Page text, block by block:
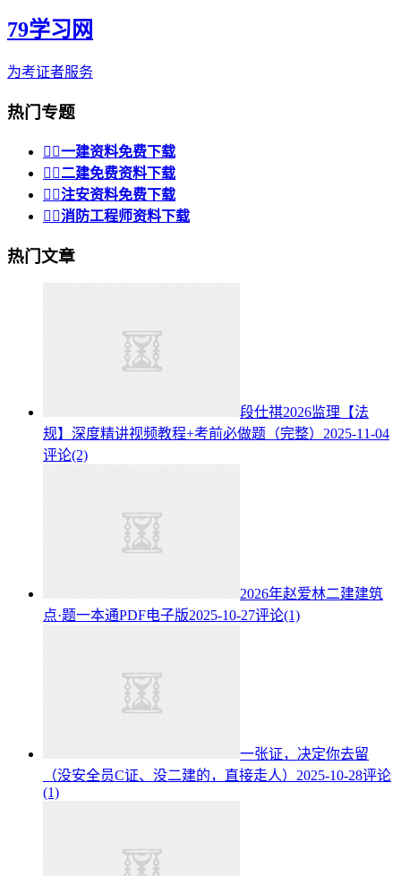
79学习网
为考证者服务
热门专题
 一建资料免费下载
 二建免费资料下载
 注安资料免费下载
 消防工程师资料下载
热门文章
段仕祺2026监理【法
规】深度精讲视频教程+考前必做题（完整） 2025-11-04
评论(2)
2026年赵爱林二建建筑
点·题一本通PDF电子版2025-10-27评论(1)
一张证，决定你去留
（没安全员C证、没二建的，直接走人） 2025-10-28评论
(1)